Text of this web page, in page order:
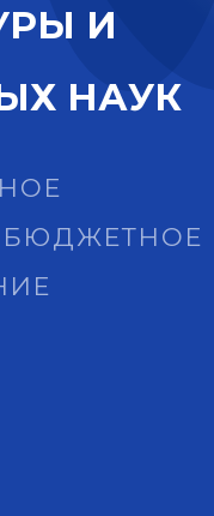
РЫ И
Х НАУК
БЮДЖЕТНОЕ